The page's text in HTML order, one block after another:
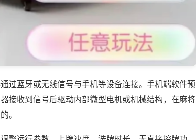
过蓝牙或无线信号与手机等设备连接。手机端软件预
接收到信号后驱动内部微型电机或机械结构，在麻将
。